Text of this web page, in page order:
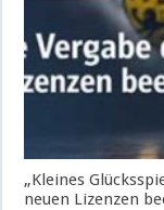
„Kleines
neuen Lizenzen